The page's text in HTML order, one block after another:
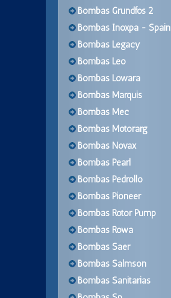
Bombas Grundfos 2
Bombas Inoxpa - Spain
Bombas Legacy
Bombas Leo
Bombas Lowara
Bombas Marquis
Bombas Mec
Bombas Motorarg
Bombas Novax
Bombas Pearl
Bombas Pedrollo
Bombas Pioneer
Bombas Rotor Pump
Bombas Rowa
Bombas Saer
Bombas Salmson
Bombas Sanitarias